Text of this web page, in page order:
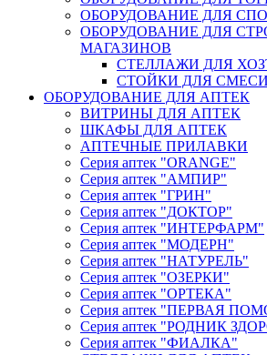
ОБОРУДОВАНИЕ ДЛЯ
ОБОРУДОВАНИЕ ДЛЯ
МАГАЗИНОВ
СТЕЛЛАЖИ ДЛЯ
СТОЙКИ ДЛЯ
ОБОРУДОВАНИЕ ДЛЯ АПТЕК
ВИТРИНЫ ДЛЯ АПТЕК
ШКАФЫ ДЛЯ АПТЕК
АПТЕЧНЫЕ ПРИЛАВКИ
Серия аптек "ORANGE"
Серия аптек "АМПИР"
Серия аптек "ГРИН"
Серия аптек "ДОКТОР"
Серия аптек "ИНТЕРФАРМ"
Серия аптек "МОДЕРН"
Серия аптек "НАТУРЕЛЬ"
Серия аптек "ОЗЕРКИ"
Серия аптек "ОРТЕКА"
Серия аптек "ПЕРВАЯ
Серия аптек "РОДНИК
Серия аптек "ФИАЛКА"